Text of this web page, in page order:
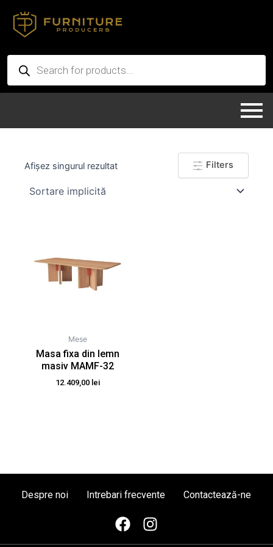
content
Products
search
Filters
Afișez singurul rezultat
Mese
Masa fixa din lemn
masiv MAMF-32
12.409,00 lei
Despre noi Intrebari frecvente Contactează-ne
F
I